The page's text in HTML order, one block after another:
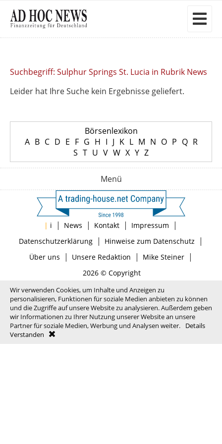
Suchbegriff: Sulphur Springs St. Lucia in Rubrik News
Leider hat Ihre Suche kein Ergebnisse geliefert.
Börsenlexikon
A B C D E F G H I J K L M N O P Q R
S T U V W X Y Z
Menü
| i | News | Kontakt | Impressum |
Datenschutzerklärung| Hinweise zum Datenschutz |
Über uns | Unsere Redaktion | Mike Steiner|
2026 © Copyright
Wir verwenden Cookies, um Inhalte und Anzeigen zu
personalisieren, Funktionen für soziale Medien anbieten zu können
und die Zugriffe auf unsere Website zu analysieren. Außerdem geben
wir Informationen zu Ihrer Nutzung unserer Website an unsere
Partner für soziale Medien, Werbung und Analysen weiter.
Details
Verstanden